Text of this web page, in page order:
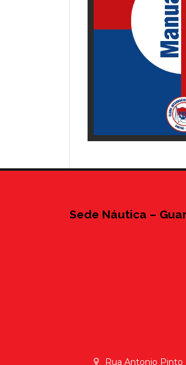
Sede Náutica –
Rua Antonio Pinto